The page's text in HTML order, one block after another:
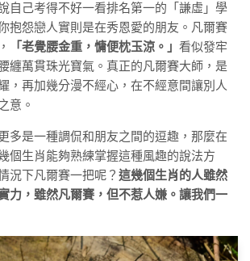
自己考得不好一看排名第一的「謙虛」學
抱怨戀人實則是在秀恩愛的朋友。凡爾賽
「老覺腰金重，慵便枕玉涼。」 看似發牢
纏萬貫珠光寶氣。真正的凡爾賽大師，是
，再加幾分漫不經心，在不經意間讓別人
意。
多是一種調侃和朋友之間的逗趣，那麼在
個生肖能夠熟練掌握這種風趣的說法方
況下凡爾賽一把呢？ 這幾個生肖的人雖然
力，雖然凡爾賽，但不惹人嫌。讓我們一